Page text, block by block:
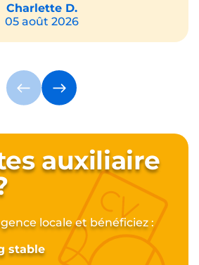
Charlette D.
05 août 2026
auxiliaire
locale et bénéficiez :
stable